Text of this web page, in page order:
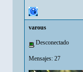
varous
Desconectado
Mensajes: 27